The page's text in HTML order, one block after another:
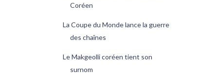
Coréen
La Coupe du Monde lance la guerre
des chaînes
Le Makgeolli coréen tient son
surnom